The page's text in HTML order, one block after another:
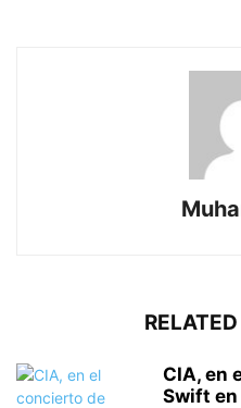
CIA, en
Swift en